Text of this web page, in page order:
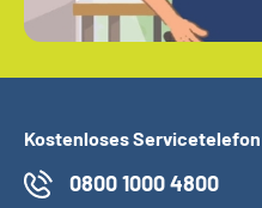
Kostenloses Servicetelefon
0800 1000 4800